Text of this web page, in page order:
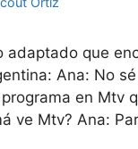
adaptado que
Ana: No
en Mtv
ve Mtv? Ana: